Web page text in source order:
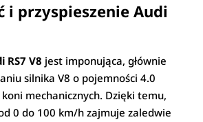
i przyspieszenie Audi
RS7 V8 jest imponująca, głównie
silnika V8 o pojemności 4.0
mechanicznych. Dzięki temu,
0 do 100 km/h zajmuje zaledwie